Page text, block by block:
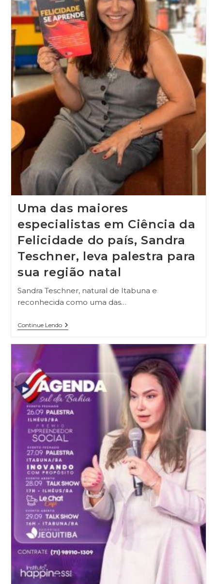
Uma das maiores
especialistas em Ciência da
Felicidade do país, Sandra
Teschner, leva palestra para
sua região natal
Sandra Teschner, natural de Itabuna e
reconhecida como uma das…
Continue Lendo